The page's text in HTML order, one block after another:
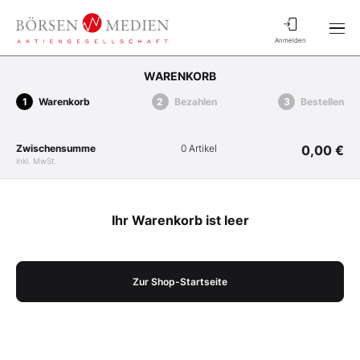
Anmelden
WARENKORB
Warenkorb Bezahlen Bestellen
Zwischensumme
inkl. MwSt.
0 Artikel 0,00 €
Ihr Warenkorb ist leer
Zur Shop-Startseite